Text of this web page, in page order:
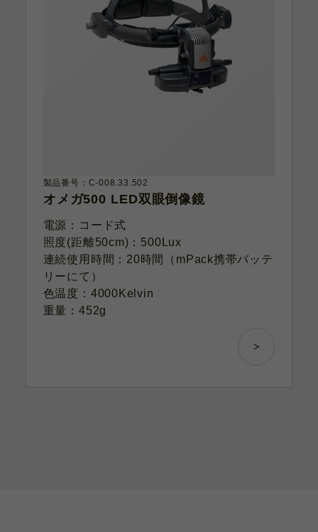
製品番号：C-008.33.502
オメガ500 LED双眼倒像鏡
電源：コード式
照度(距離50cm)：500Lux
連続使用時間：20時間（mPack携帯バッテ
リーにて）
色温度：4000Kelvin
重量：452g